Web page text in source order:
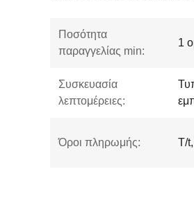
Ποσότητα
παραγγελίας min:
1
Συσκευασία
λεπτομέρειες:
Όροι πληρωμής: T/